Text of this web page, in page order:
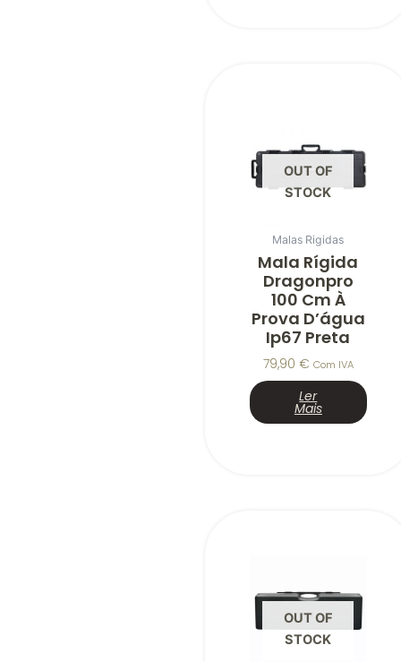
OUT OF
STOCK
Malas Rigidas
Mala Rígida
Dragonpro
100 Cm À
Prova D’água
Ip67 Preta
79,90 € Com IVA
Ler
Mais
OUT OF
STOCK